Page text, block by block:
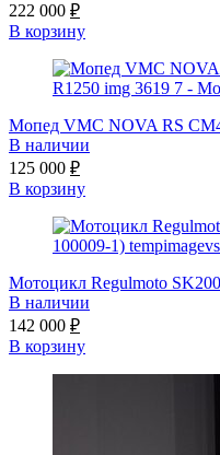
222 000 ₽
В корзину
Мопед VMC NOVA RS
В наличии
125 000 ₽
В корзину
Мотоцикл Regulmoto
В наличии
142 000 ₽
В корзину